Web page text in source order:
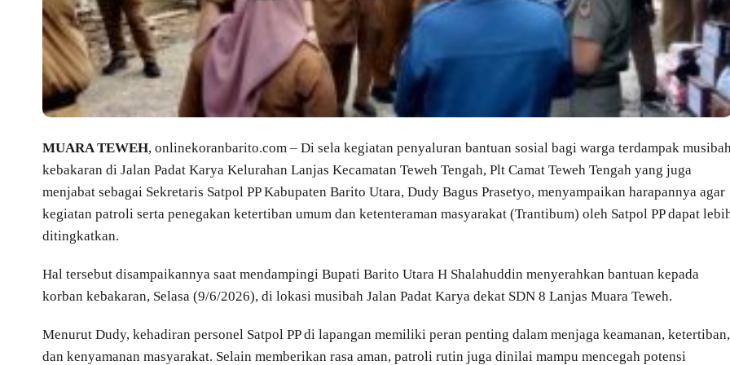
MUARA TEWEH, onlinekoranbarito.com – Di sela kegiatan penyaluran bantuan sosial bagi warga terdampak
kebakaran di Jalan Padat Karya Kelurahan Lanjas Kecamatan Teweh Tengah, Plt Camat Teweh Tengah yang juga
menjabat sebagai Sekretaris Satpol PP Kabupaten Barito Utara, Dudy Bagus Prasetyo, menyampaikan harapannya agar
kegiatan patroli serta penegakan ketertiban umum dan ketenteraman masyarakat (Trantibum) oleh Satpol PP dapat
ditingkatkan.
Hal tersebut disampaikannya saat mendampingi Bupati Barito Utara H Shalahuddin menyerahkan bantuan kepada
korban kebakaran, Selasa (9/6/2026), di lokasi musibah Jalan Padat Karya dekat SDN 8 Lanjas Muara Teweh.
Menurut Dudy, kehadiran personel Satpol PP di lapangan memiliki peran penting dalam menjaga keamanan, ketertiban,
dan kenyamanan masyarakat. Selain memberikan rasa aman, patroli rutin juga dinilai mampu mencegah potensi